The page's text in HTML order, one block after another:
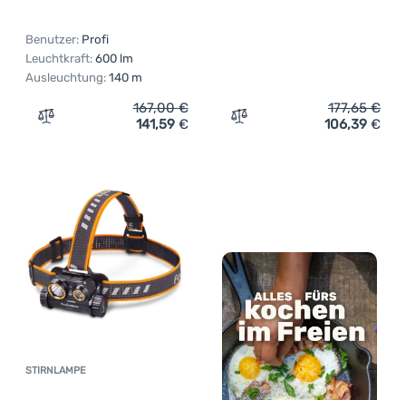
Benutzer: Profi
Leuchtkraft: 600 lm
Ausleuchtung: 140 m
Zum Vergleich 'Stirnlampe Silva Cross Trail 7XT'
167,00€
141,59 € Zum Vergleich
177,65€
106,39 €
STIRNLAMPE Kundenbewertung